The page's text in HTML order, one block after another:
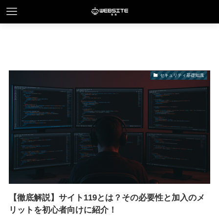
セキュリティ基礎知識
【徹底解説】サイト119とは？その必要性と加入のメ
リットを初心者向けに紹介！